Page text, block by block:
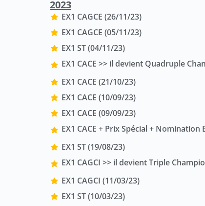
2023
EX1 CAGCE (26/11/23)
EX1 CAGCE (05/11/23)
EX1 ST (04/11/23)
EX1 CACE >> il devient Quadruple
EX1 CACE (21/10/23)
EX1 CACE (10/09/23)
EX1 CACE (09/09/23)
EX1 CACE + Prix Spécial +
EX1 ST (19/08/23)
EX1 CAGCI >> il devient Triple
EX1 CAGCI (11/03/23)
EX1 ST (10/03/23)